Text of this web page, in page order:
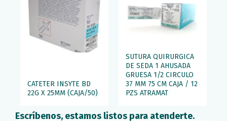
Escríbenos, estamos listos para atenderte.
CATETER INSYTE BD
22G X 25MM (CAJA/50)
SUTURA QUIRURGICA
DE SEDA 1 AHUSADA
GRUESA 1/2 CIRCULO
37 MM 75 CM CAJA / 12
PZS ATRAMAT